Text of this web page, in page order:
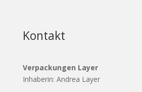
Kontakt
Verpackungen Layer
Inhaberin: Andrea Layer